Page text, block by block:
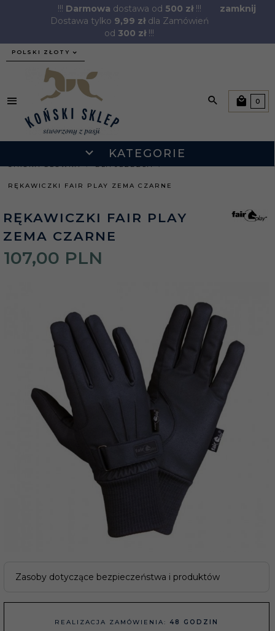
!!! Darmowa dostawa od 500 zł!!!
Dostawa tylko 9,99 złdla Zamówień
od 300 zł!!!
zamknij
currency_h
POLSKI ZŁOTY
KATEGORIE
0
STRONA GŁÓWNA DLA JEŹDŹCA
RĘKAWICZKI FAIR PLAY ZEMA CZARNE
RĘKAWICZKI FAIR PLAY
ZEMA CZARNE
107,00 PLN
Zasoby dotyczące bezpieczeństwa i produktów
REALIZACJA ZAMÓWIENIA: 48 GODZIN